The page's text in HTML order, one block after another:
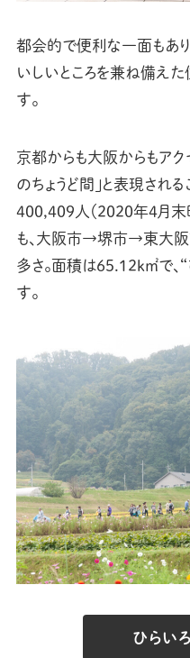
都会的で便利な一面もあり
いしいところを兼ね備え
す。
京都からも大阪からもア
のちょうど間」と表現され
400,409人（2020年4月末
も、大阪市→堺市→東大阪
多さ。面積は65.12k㎡で
す。
ひらい